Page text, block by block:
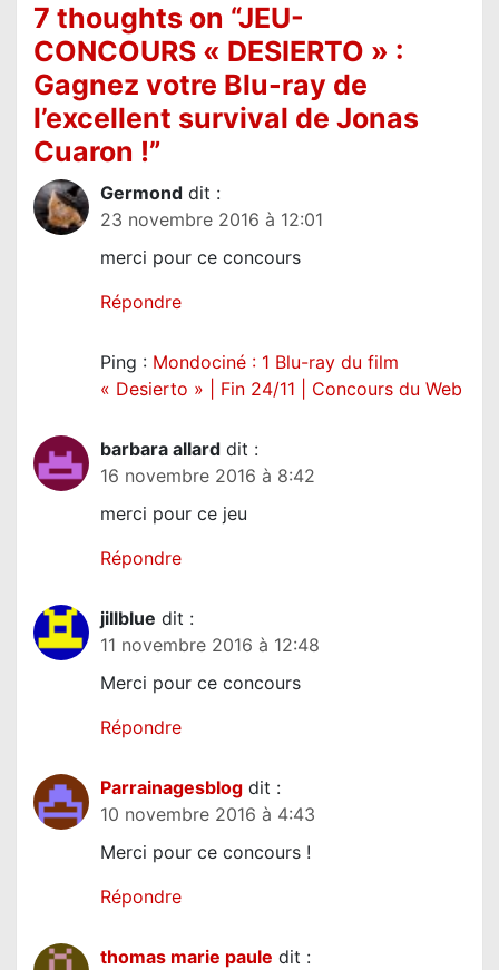
7 thoughts on “JEU-
CONCOURS « DESIERTO » :
Gagnez votre Blu-ray de
l’excellent survival de Jonas
Cuaron !”
Germond dit :
23 novembre 2016 à 12:01
merci pour ce concours
Répondre
Ping : Mondociné : 1 Blu-ray du film
« Desierto » | Fin 24/11 | Concours du Web
barbara allard dit :
16 novembre 2016 à 8:42
merci pour ce jeu
Répondre
jillblue dit :
11 novembre 2016 à 12:48
Merci pour ce concours
Répondre
Parrainagesblog dit :
10 novembre 2016 à 4:43
Merci pour ce concours !
Répondre
thomas marie paule dit :